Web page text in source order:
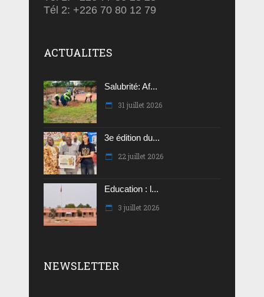
Tél 2: +226 70 80 12 79
ACTUALITES
Salubrité: Af...
31 juillet 2026
3e édition du...
22 juillet 2026
Education : l...
3 juillet 2026
NEWSLETTER